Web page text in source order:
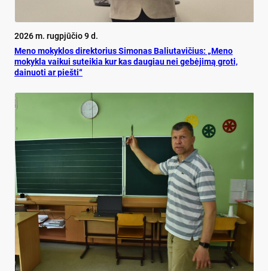
2026 m. rugpjūčio 9 d.
Meno mokyklos direktorius Simonas Baliutavičius: „Meno
mokykla vaikui suteikia kur kas daugiau nei gebėjimą groti,
dainuoti ar piešti“